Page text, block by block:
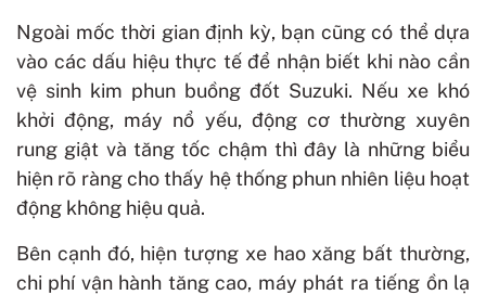
Ngoài mốc thời gian định kỳ, bạn cũng có thể dựa
vào các dấu hiệu thực tế để nhận biết khi nào cần
vệ sinh kim phun buồng đốt Suzuki. Nếu xe khó
khởi động, máy nổ yếu, động cơ thường xuyên
rung giật và tăng tốc chậm thì đây là những biểu
hiện rõ ràng cho thấy hệ thống phun nhiên liệu hoạt
động không hiệu quả.
Bên cạnh đó, hiện tượng xe hao xăng bất thường,
chi phí vận hành tăng cao, máy phát ra tiếng ồn lạ